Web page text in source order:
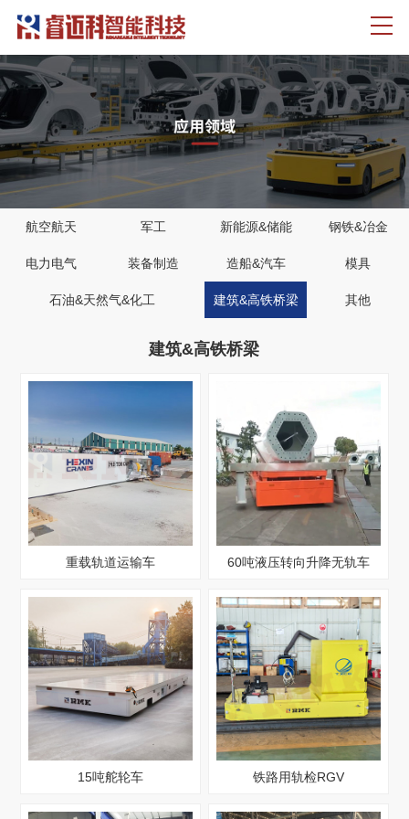
航空航天 军工 新能源&储能 钢铁&冶金
电力电气 装备制造 造船&汽车 模具
石油&天然气&化工 建筑&高铁桥梁 其他
建筑&高铁桥梁
重载轨道运输车 60吨液压转向升降无轨车
15吨舵轮车 铁路用轨检RGV